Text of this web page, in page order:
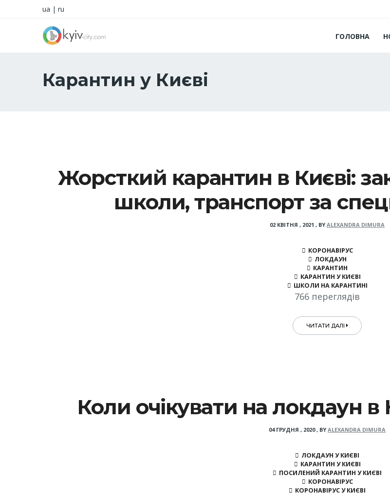
ua | ru
ГОЛОВНА
Карантин у Києві
Жорсткий карантин в Києві:
школи, транспорт за
02 КВІТНЯ , 2021 , BY ALEXANDRA DIMURA
КОРОНАВІРУС
ЛОКДАУН
КАРАНТИН
КАРАНТИН У КИЄВІ
ШКОЛИ НА КАРАНТИНІ
766 переглядів
ЧИТАТИ ДАЛІ
Коли очікувати на локдаун в
04 ГРУДНЯ , 2020, BY ALEXANDRA DIMURA
ЛОКДАУН У КИЄВІ
КАРАНТИН У КИЄВІ
ПОСИЛЕНИЙ КАРАНТИН У КИЄВІ
КОРОНАВІРУС
КОРОНАВІРУС У КИЄВІ